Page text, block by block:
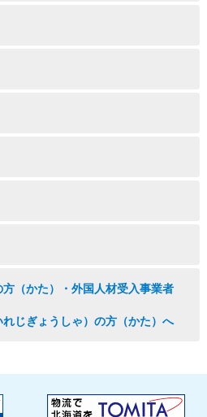
（かた）・外国人材受入事業者
れじぎょうしゃ）の方（かた）へ